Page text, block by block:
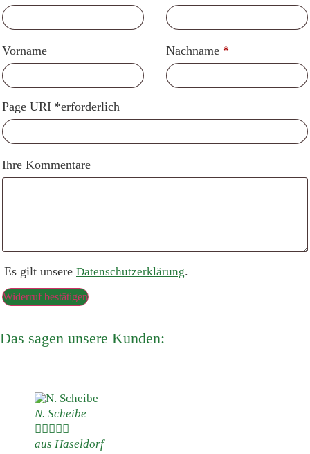
Vorname Nachname *
Page URI *erforderlich
Ihre Kommentare
Es gilt unsere Datenschutzerklärung.
Widerruf bestätigen
Das sagen unsere Kunden:
N. Scheibe

aus Haseldorf